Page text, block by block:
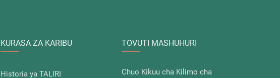
KURASA ZA KARIBU
Historia ya TALIRI
TOVUTI MASHUHURI
Chuo Kikuu cha Kilimo cha